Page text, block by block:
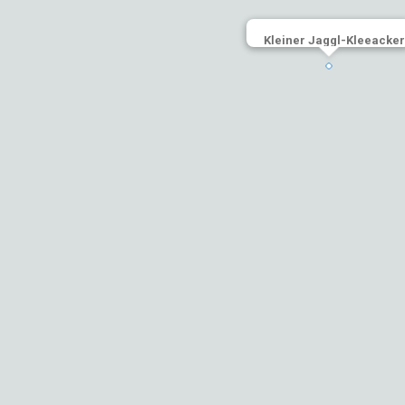
Kleiner Jaggl-Kleeacker